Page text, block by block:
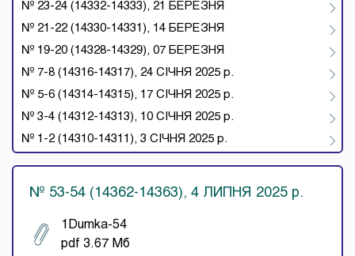
№ 23-24 (14332-14333), 21 БЕРЕЗНЯ
№ 21-22 (14330-14331), 14 БЕРЕЗНЯ
№ 19-20 (14328-14329), 07 БЕРЕЗНЯ
№ 7-8 (14316-14317), 24 СІЧНЯ 2025 р.
№ 5-6 (14314-14315), 17 СІЧНЯ 2025 р.
№ 3-4 (14312-14313), 10 СІЧНЯ 2025 р.
№ 1-2 (14310-14311), 3 СІЧНЯ 2025 р.
№ 53-54 (14362-14363), 4 ЛИПНЯ 2025 р.
1Dumka-54
pdf 3.67 Мб